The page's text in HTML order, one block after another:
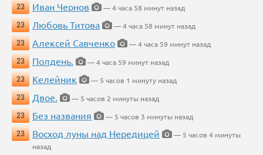
23
Иван Чернов
— 4 часа 58 минут назад
23
Любовь Титова
— 4 часа 58 минут назад
23
Алексей Савченко
— 4 часа 59 минут назад
23
Полдень.
— 4 часа 59 минут назад
23
Келейник
— 5 часов 1 минуту назад
23
Двое.
— 5 часов 2 минуты назад
23
Без названия
— 5 часов 3 минуты назад
23
Восход луны над Нередицей
— 5 часов 4 минуты
назад